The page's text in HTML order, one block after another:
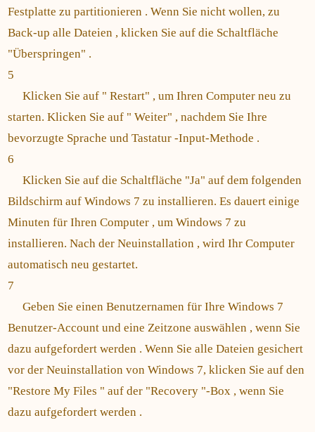
Festplatte zu partitionieren . Wenn Sie nicht wollen, zu
Back-up alle Dateien , klicken Sie auf die Schaltfläche
"Überspringen" .
5
Klicken Sie auf " Restart" , um Ihren Computer neu zu
starten. Klicken Sie auf " Weiter" , nachdem Sie Ihre
bevorzugte Sprache und Tastatur -Input-Methode .
6
Klicken Sie auf die Schaltfläche "Ja" auf dem folgenden
Bildschirm auf Windows 7 zu installieren. Es dauert einige
Minuten für Ihren Computer , um Windows 7 zu
installieren. Nach der Neuinstallation , wird Ihr Computer
automatisch neu gestartet.
7
Geben Sie einen Benutzernamen für Ihre Windows 7
Benutzer-Account und eine Zeitzone auswählen , wenn Sie
dazu aufgefordert werden . Wenn Sie alle Dateien gesichert
vor der Neuinstallation von Windows 7, klicken Sie auf den
"Restore My Files " auf der "Recovery "-Box , wenn Sie
dazu aufgefordert werden .